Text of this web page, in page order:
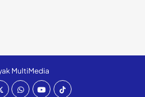
MultiMedia